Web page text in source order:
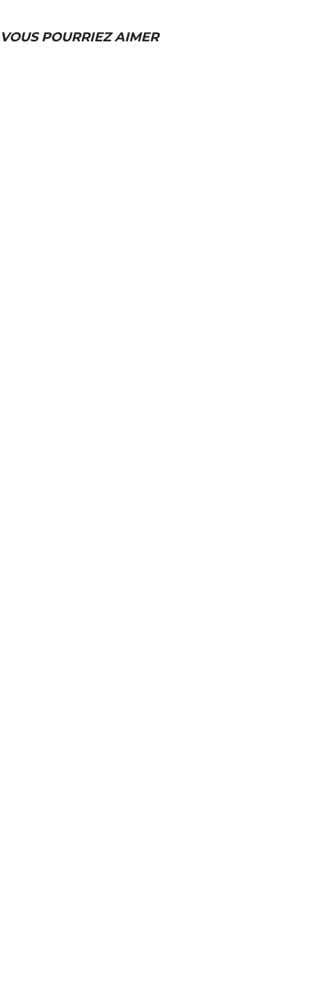
VOUS POURRIEZ AIMER